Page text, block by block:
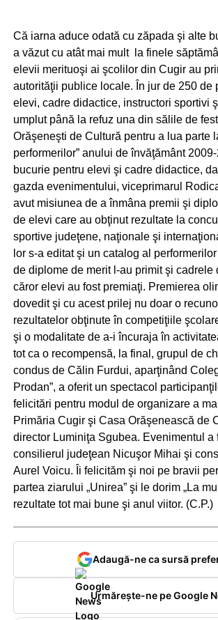
Că iarna aduce odată cu zăpada şi alte
a văzut cu atât mai mult la finele
elevii merituoşi ai şcolilor din Cugir au
autorităţii publice locale. În jur de 250 de
elevi, cadre didactice, instructori sportivi
umplut până la refuz una din sălile de
Orăşeneşti de Cultură pentru a lua parte
performerilor” anului de învăţământ
bucurie pentru elevi şi cadre didactice,
gazda evenimentului, viceprimarul
avut misiunea de a înmâna premii şi
de elevi care au obţinut rezultate la
sportive judeţene, naţionale şi
lor s-a editat şi un catalog al
de diplome de merit l-au primit şi cadrele
căror elevi au fost premiaţi. Premierea
dovedit şi cu acest prilej nu doar o
rezultatelor obţinute în competiţiile
şi o modalitate de a-i încuraja în
tot ca o recompensă, la final, grupul de
condus de Călin Furdui, aparţinând
Prodan”, a oferit un spectacol
felicitări pentru modul de organizare a
Primăria Cugir şi Casa Orăşenească de
director Luminiţa Sgubea. Evenimentul a
consilierul judeţean Nicuşor Mihai şi
Aurel Voicu. Îi felicităm şi noi pe bravii
partea ziarului „Unirea” şi le dorim „La
rezultate tot mai bune şi anul viitor. (C.P.)
Adaugă-ne ca sursă
Urmărește-ne pe Google